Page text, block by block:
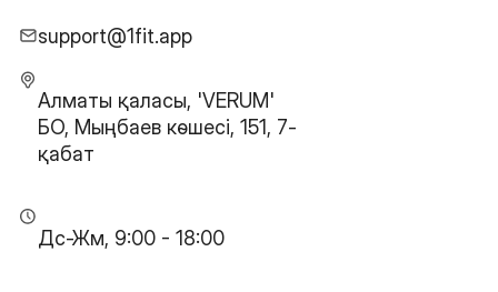
support@1fit.app
Алматы қаласы, 'VERUM'
БО, Мыңбаев көшесі, 151, 7-
қабат
Дс-Жм, 9:00 - 18:00